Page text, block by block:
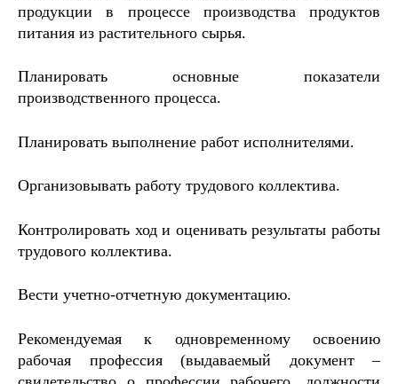
продукции в процессе производства продуктов
питания из растительного сырья.
Планировать основные показатели
производственного процесса.
Планировать выполнение работ исполнителями.
Организовывать работу трудового коллектива.
Контролировать ход и оценивать результаты работы
трудового коллектива.
Вести учетно-отчетную документацию.
Рекомендуемая к одновременному освоению
рабочая профессия (выдаваемый документ –